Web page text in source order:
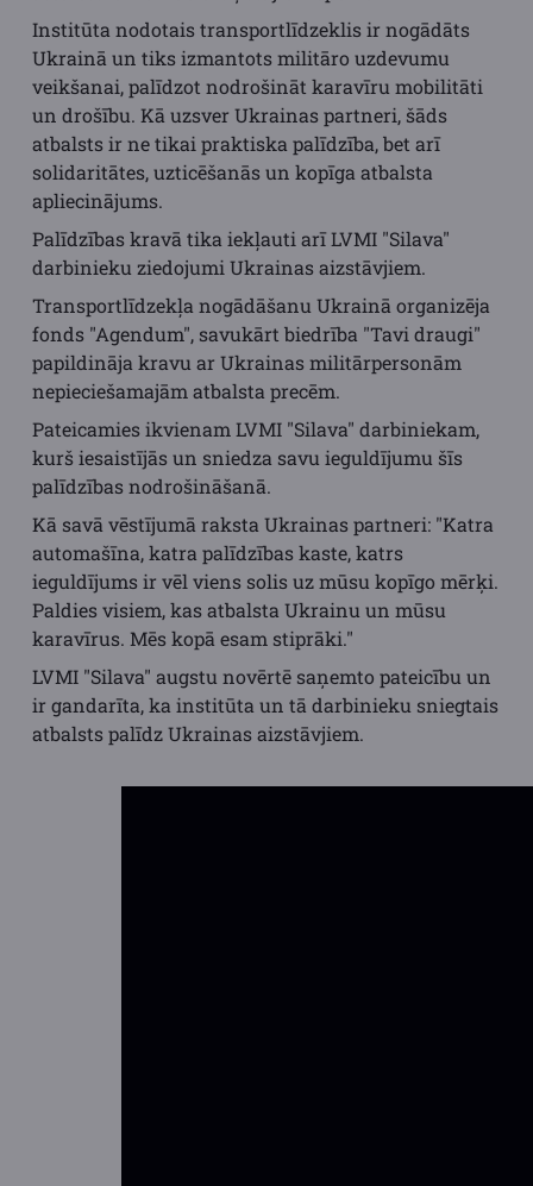
Institūta nodotais transportlīdzeklis ir nogādāts
Ukrainā un tiks izmantots militāro uzdevumu
veikšanai, palīdzot nodrošināt karavīru mobilitāti
un drošību. Kā uzsver Ukrainas partneri, šāds
atbalsts ir ne tikai praktiska palīdzība, bet arī
solidaritātes, uzticēšanās un kopīga atbalsta
apliecinājums.
Palīdzības kravā tika iekļauti arī LVMI "Silava"
darbinieku ziedojumi Ukrainas aizstāvjiem.
Transportlīdzekļa nogādāšanu Ukrainā organizēja
fonds "Agendum", savukārt biedrība "Tavi draugi"
papildināja kravu ar Ukrainas militārpersonām
nepieciešamajām atbalsta precēm.
Pateicamies ikvienam LVMI "Silava" darbiniekam,
kurš iesaistījās un sniedza savu ieguldījumu šīs
palīdzības nodrošināšanā.
Kā savā vēstījumā raksta Ukrainas partneri: "Katra
automašīna, katra palīdzības kaste, katrs
ieguldījums ir vēl viens solis uz mūsu kopīgo mērķi.
Paldies visiem, kas atbalsta Ukrainu un mūsu
karavīrus. Mēs kopā esam stiprāki."
LVMI "Silava" augstu novērtē saņemto pateicību un
ir gandarīta, ka institūta un tā darbinieku sniegtais
atbalsts palīdz Ukrainas aizstāvjiem.